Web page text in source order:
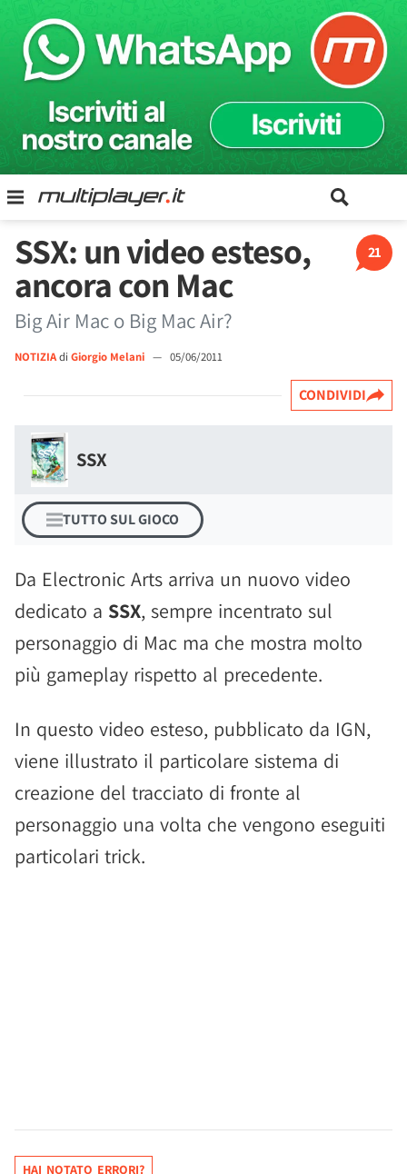
21
SSX: un video esteso,
ancora con Mac
Big Air Mac o Big Mac Air?
NOTIZIAdi Giorgio Melani — 05/06/2011
CONDIVIDI
SSX
TUTTO SUL GIOCO
Da Electronic Arts arriva un nuovo video
dedicato a SSX, sempre incentrato sul
personaggio di Mac ma che mostra molto
più gameplay rispetto al precedente.
In questo video esteso, pubblicato da IGN,
viene illustrato il particolare sistema di
creazione del tracciato di fronte al
personaggio una volta che vengono eseguiti
particolari trick.
HAI NOTATO ERRORI?